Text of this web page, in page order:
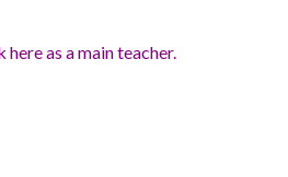
as a main teacher.